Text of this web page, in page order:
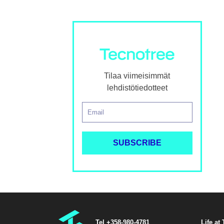
Tilaa viimeisimmät
lehdistötiedotteet
Tel +358-980-4781 Life at